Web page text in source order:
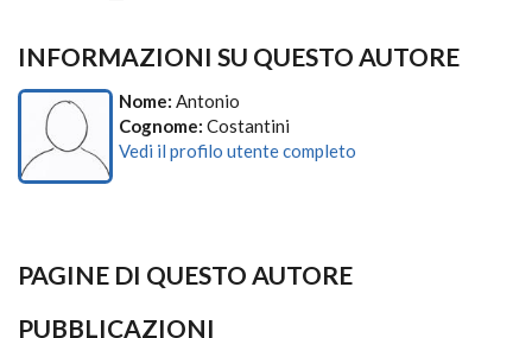
INFORMAZIONI SU QUESTO AUTORE
Nome: Antonio
Cognome: Costantini
Vedi il profilo utente completo
PAGINE DI QUESTO AUTORE
PUBBLICAZIONI